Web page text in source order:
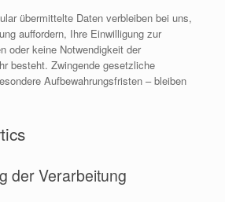
übermittelte Daten verbleiben bei uns,
auffordern, Ihre Einwilligung zur
oder keine Notwendigkeit der
besteht. Zwingende gesetzliche
Aufbewahrungsfristen – bleiben
der Verarbeitung